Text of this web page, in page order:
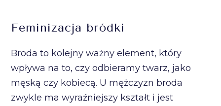
Feminizacja bródki
Broda to kolejny ważny element, który
wpływa na to, czy odbieramy twarz, jako
męską czy kobiecą. U mężczyzn broda
zwykle ma wyraźniejszy kształt i jest